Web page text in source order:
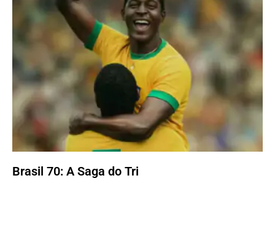
Brasil 70: A Saga do Tri